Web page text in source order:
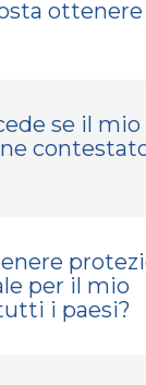
se il mio
per il mio
i paesi?